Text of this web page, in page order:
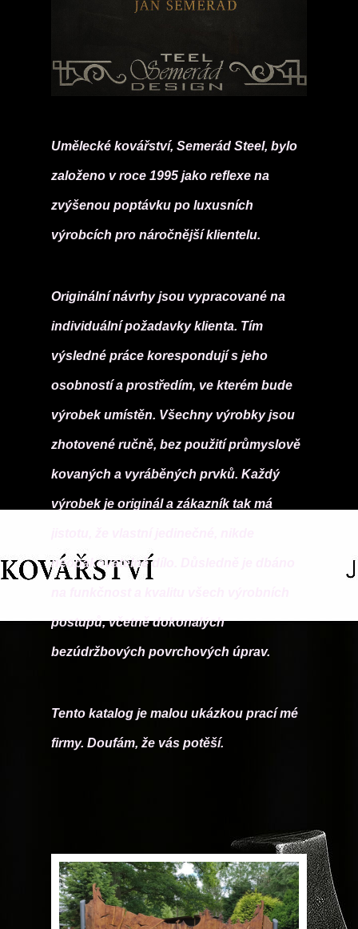
Umělecké kovářství, Semerád Steel, bylo
založeno v roce 1995 jako reflexe na
zvýšenou poptávku po luxusních
výrobcích pro náročnější klientelu.
Originální návrhy jsou vypracované na
individuální požadavky klienta. Tím
výsledné práce korespondují s jeho
osobností a prostředím, ve kterém bude
výrobek umístěn. Všechny výrobky jsou
zhotovené ručně, bez použití průmyslově
kovaných a vyráběných prvků. Každý
výrobek je originál a zákazník tak má
neopakovatelné dílo. Důsledně je dbáno
postupů, včetně dokonalých
bezúdržbových povrchových úprav.
Tento katalog je malou ukázkou prací mé
firmy. Doufám, že vás potěší.